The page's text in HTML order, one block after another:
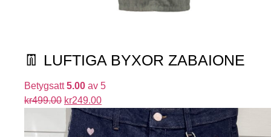
👖 LUFTIGA BYXOR ZABAIONE
Betygsatt5.00 av 5
kr499.00 kr249.00